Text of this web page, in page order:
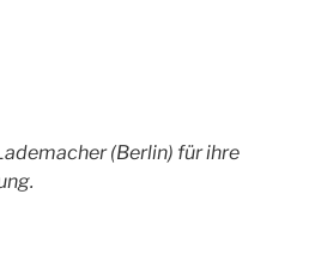
(Berlin) für ihre